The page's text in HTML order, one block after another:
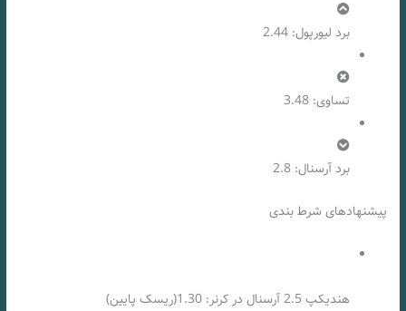
برد لیورپول: 2.44
تساوی: 3.48
برد آرسنال: 2.8
پیشنهادهای شرط بندی
هندیکپ 2.5 آرسنال در کرنر: 1.30(ریسک پایین)